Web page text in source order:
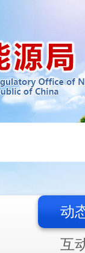
动
互